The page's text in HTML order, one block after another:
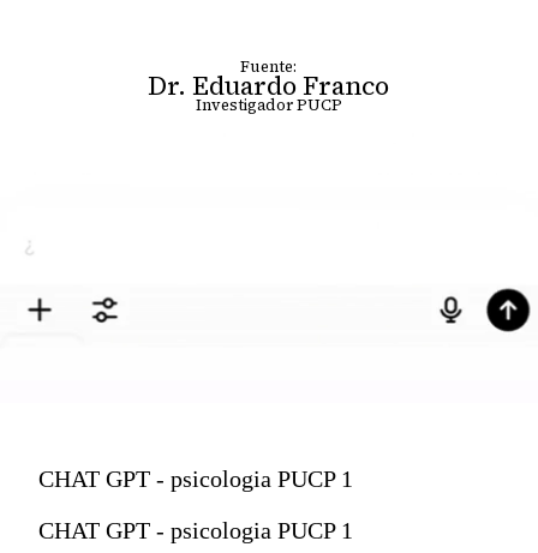
Dr. Eduardo Franco
Fuente:
Investigador PUCP
CHAT GPT - psicologia PUCP 1
CHAT GPT - psicologia PUCP 1